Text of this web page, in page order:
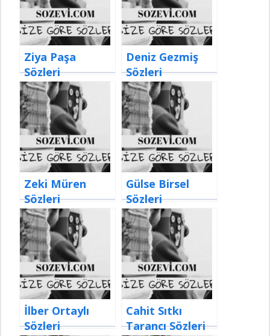
Ziya Paşa
Sözleri
Deniz Gezmiş
Sözleri
Zeki Müren
Sözleri
Gülse Birsel
Sözleri
İlber Ortaylı
Sözleri
Cahit Sıtkı
Tarancı Sözleri